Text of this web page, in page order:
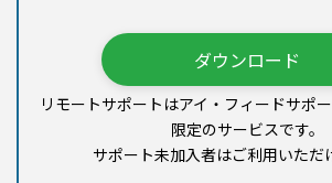
ダウンロード
リモートサポートはアイ・フィードサポ
限定のサービスです。
サポート未加入者はご利用いただ